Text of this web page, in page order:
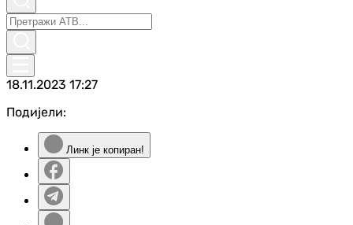
18.11.2023 17:27
Подијели:
Линк је копиран!